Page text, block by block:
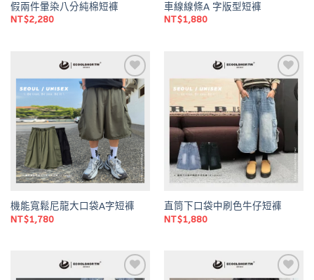
假兩件暈染八分純棉短褲
NT$2,280
車線線條A 字版型短褲
NT$1,880
Add to
wishlist
機能寬鬆尼龍大口袋A字短褲
NT$1,780
Add to
wishlist
直筒下口袋中刷色牛仔短褲
NT$1,880